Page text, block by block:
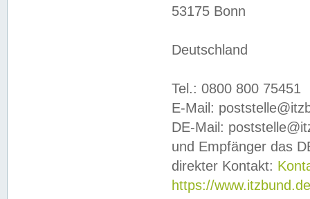
53175 Bonn
Deutschland
Tel.: 0800 800 75451
E-Mail:
DE-Mail:
und Empfänger das
direkter Kontakt:
https://